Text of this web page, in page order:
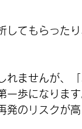
してもらった
れませんが、
一歩になりま
発のリスクが